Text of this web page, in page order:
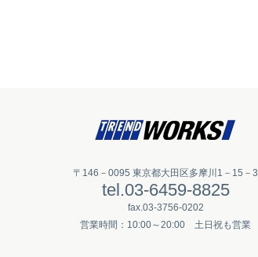
〒146－0095 東京都大田区多摩川1－15－3
tel.03-6459-8825
fax.03-3756-0202
営業時間：10:00～20:00 土日祝も営業